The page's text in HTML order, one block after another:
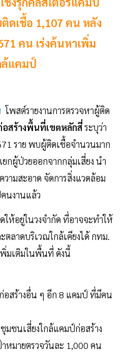
ดเชื้อ 1,107 คน หลัง
คน เร่งค้นหาเพิ่ม
ล้แคมป์
โพสต์รายงานการตรวจหาผู้ติด
สร้างพื้นที่เขตหลักสี่ระบุว่า
ราย พบผู้ติดเชื้อจำนวนมาก
กผู้ป่วยออกจากกลุ่มเสี่ยง นำ
ามสะอาด จัดการสิ่งแวดล้อม
นงานแล้ว
ให้อยู่ในวงจำกัด ที่อาจจะทำให้
ลาดบริเวณใกล้เคียงได้ กทม.
พิ่มเติมในพื้นที่ ดังนี้
อสร้างอื่น ๆ อีก 8 แคมป์ ที่มีคน
มชนเสี่ยงใกล้แคมป์ก่อสร้าง
หมายตรวจวันละ 1,000 คน